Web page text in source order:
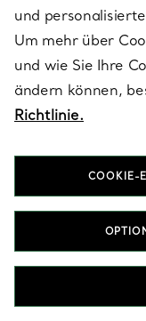
etwa
ungezwungene
sind Tiffany
Schmuckstück, das
und
Um mehr über
und wie Sie Ihre
ändern können,
Richtlinie.
COOKIE-